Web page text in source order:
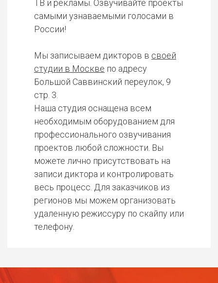
ТВ и рекламы. Озвучивайте проекты
самыми узнаваемыми голосами в
России!
Мы записываем дикторов в своей
студии в Москве по адресу
Большой Саввинский переулок, 9
стр. 3.
Наша студия оснащена всем
необходимым оборудованием для
профессионального озвучивания
проектов любой сложности. Вы
можете лично присутствовать на
записи диктора и контролировать
весь процесс. Для заказчиков из
регионов мы можем организовать
удаленную режиссуру по скайпу или
телефону.